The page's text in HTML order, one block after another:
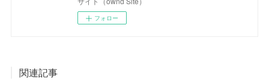
フォロー
関連記事